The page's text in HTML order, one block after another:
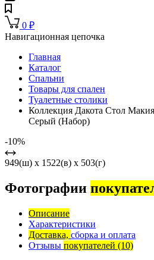
0 ₽
Навигационная цепочка
Главная
Каталог
Спальни
Товары для спален
Туалетные столики
Коллекция Дакота Стол
Серый (Набор)
-10%
949(ш) x 1522(в) x 503(г)
Фотографии
Описание
Характеристики
Доставка, сборка и оплата
Отзывы покупателей (10)